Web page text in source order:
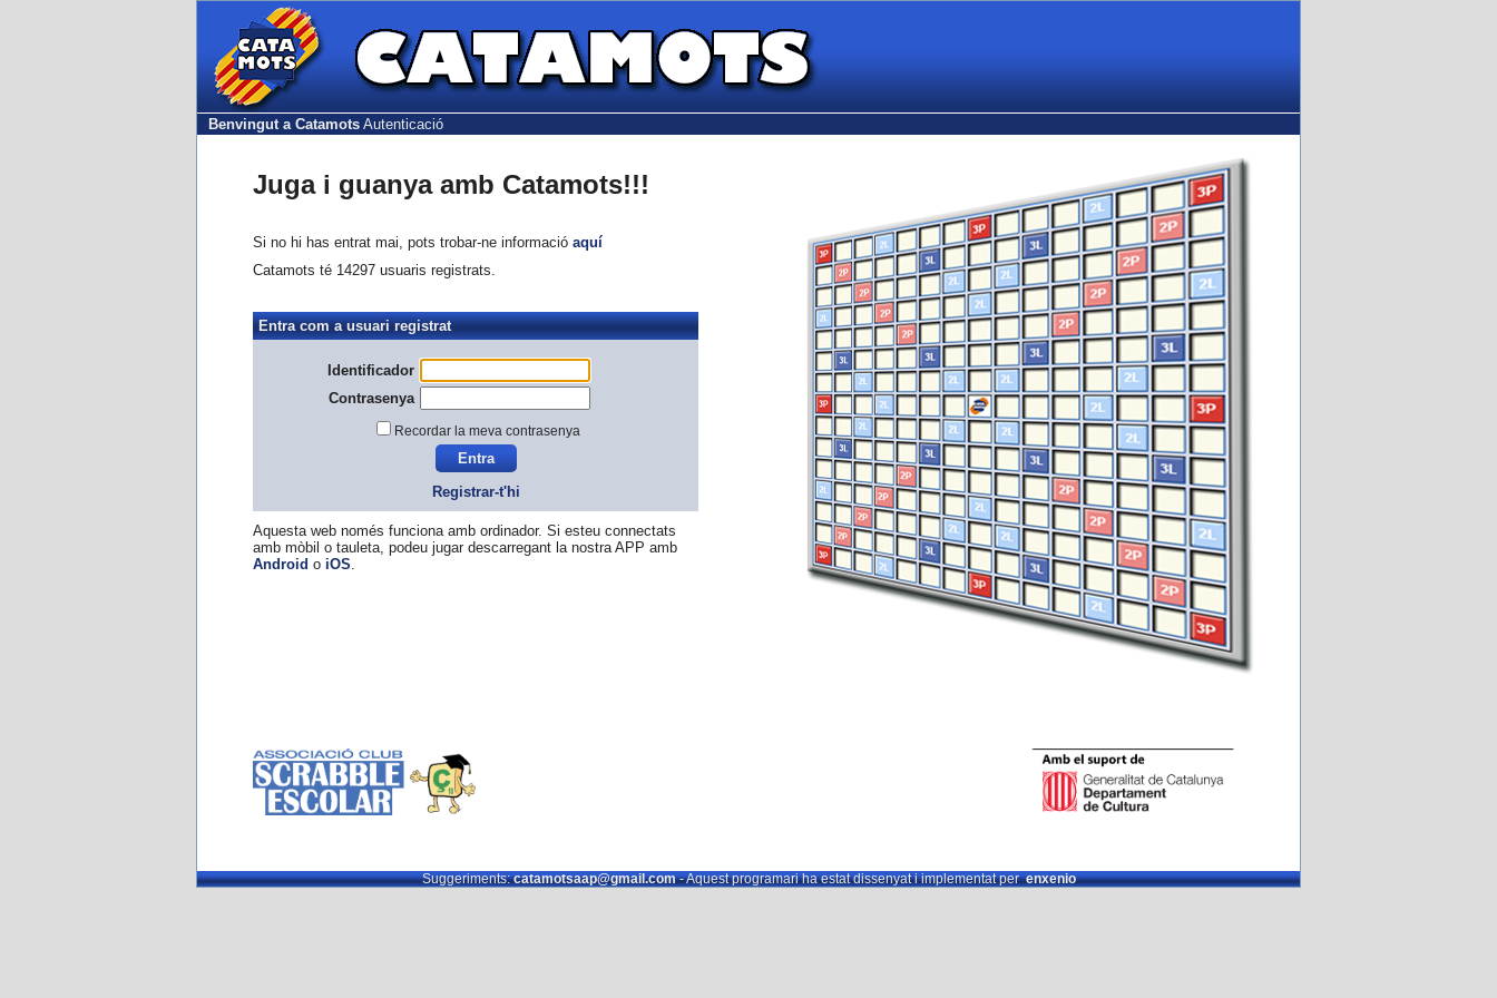
Benvingut a Catamots Autenticació
Juga i guanya amb Catamots!!!
Si no hi has entrat mai, pots trobar-ne informació aquí
Catamots té 14297 usuaris registrats.
Entra com a usuari registrat
Identificador
Contrasenya
Recordar la meva contrasenya
Registrar-t'hi
Aquesta web només funciona amb ordinador. Si esteu connectats
amb mòbil o tauleta, podeu jugar descarregant la nostra APP amb
Android o iOS.
Suggeriments:catamotsaap@gmail.com- Aquest programari ha estat dissenyat i implementat perenxenio